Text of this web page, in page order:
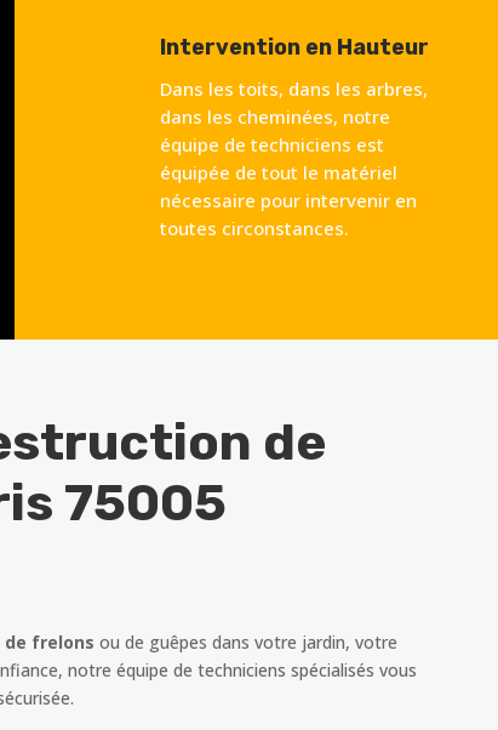
Intervention en Hauteur
Dans les toits, dans les arbres,
dans les cheminées, notre
équipe de techniciens est
équipée de tout le matériel
nécessaire pour intervenir en
toutes circonstances.
de
75005
de frelons ou de guêpes dans votre jardin, votre
notre équipe de techniciens spécialisés vous